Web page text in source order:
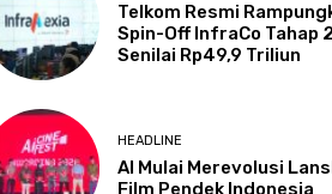
Telkom Resmi
Spin-Off InfraCo Tahap 2
Senilai Rp49,9 Triliun
HEADLINE
AI Mulai Merevolusi